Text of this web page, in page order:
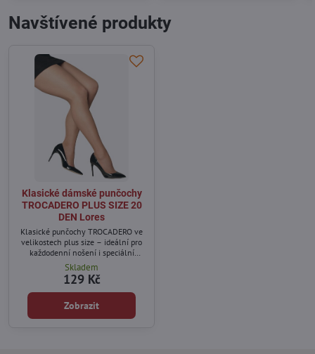
Navštívené produkty
Klasické dámské punčochy
TROCADERO PLUS SIZE 20
DEN Lores
Klasické punčochy TROCADERO ve
velikostech plus size – ideální pro
každodenní nošení i speciální
příležitosti.
Skladem
129 Kč
Zobrazit